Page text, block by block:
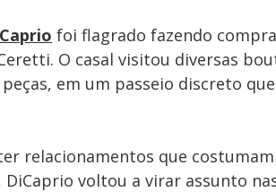
foi flagrado fazendo
O casal visitou diversas
em um passeio discreto
relacionamentos que
DiCaprio voltou a virar assunto